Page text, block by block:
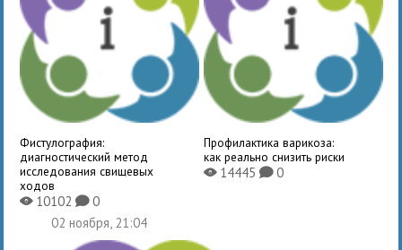
Фистулография:
диагностический метод
исследования свищевых
ходов
X10102K0
Профилактика варикоза:
как реально снизить риски
X14445 K0
02 ноября, 21:04